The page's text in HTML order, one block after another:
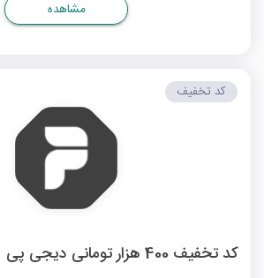
مشاهده
کد تخفیف 400 هزار تومانی دیجی پی
کد تخفیف